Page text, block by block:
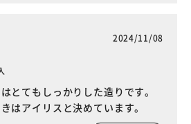
2024/11/08
とてもしっかりした造りです。
はアイリスと決めています。